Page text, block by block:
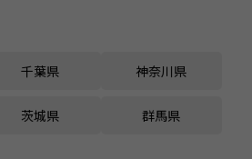
千葉県 神奈川県
茨城県 群馬県